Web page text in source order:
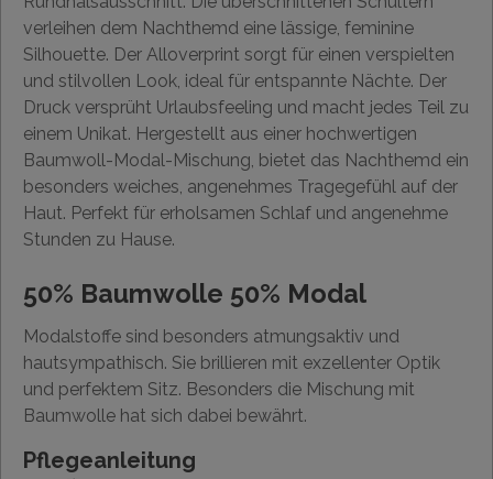
verleihen dem Nachthemd eine lässige, feminine
Silhouette. Der Alloverprint sorgt für einen verspielten
und stilvollen Look, ideal für entspannte Nächte. Der
Druck versprüht Urlaubsfeeling und macht jedes Teil zu
einem Unikat. Hergestellt aus einer hochwertigen
Baumwoll-Modal-Mischung, bietet das Nachthemd ein
besonders weiches, angenehmes Tragegefühl auf der
Haut. Perfekt für erholsamen Schlaf und angenehme
Stunden zu Hause.
50% Baumwolle 50% Modal
Modalstoffe sind besonders atmungsaktiv und
hautsympathisch. Sie brillieren mit exzellenter Optik
und perfektem Sitz. Besonders die Mischung mit
Baumwolle hat sich dabei bewährt.
Pflegeanleitung